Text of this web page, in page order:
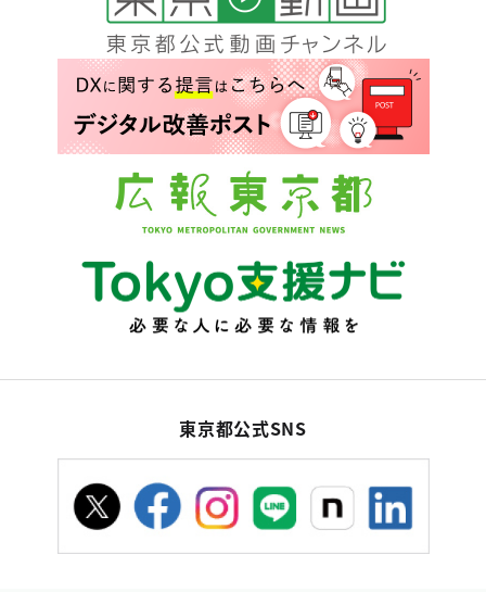
東京都公式SNS